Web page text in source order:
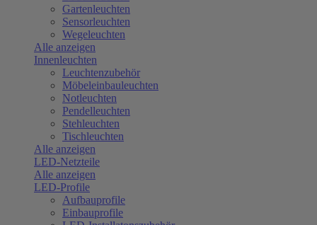
Gartenleuchten
Sensorleuchten
Wegeleuchten
Alle anzeigen
Innenleuchten
Leuchtenzubehör
Möbeleinbauleuchten
Notleuchten
Pendelleuchten
Stehleuchten
Tischleuchten
Alle anzeigen
LED-Netzteile
Alle anzeigen
LED-Profile
Aufbauprofile
Einbauprofile